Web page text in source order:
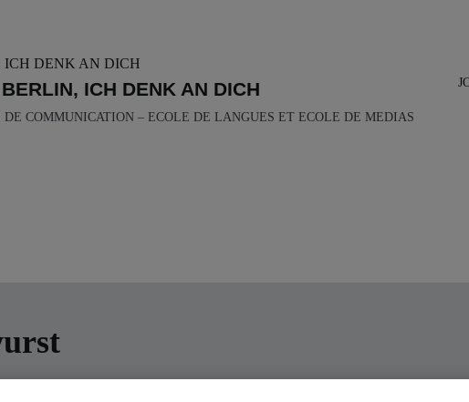
ICH DENK AN DICH
COMMUNICATION – ECOLE DE LANGUES ET ECOLE DE MEDIAS